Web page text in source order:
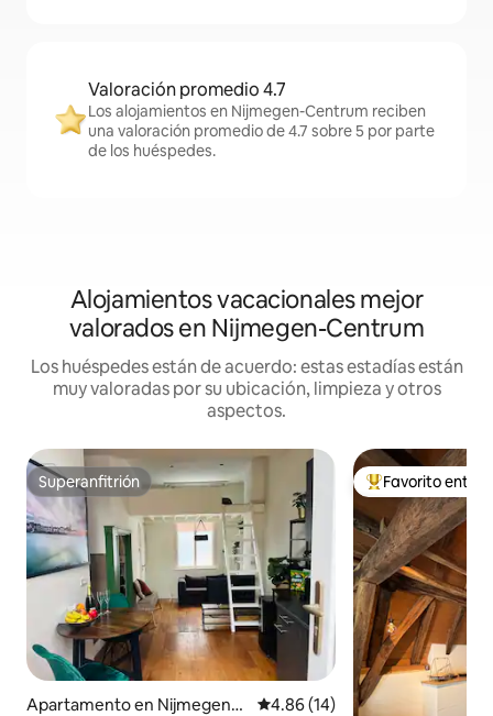
Valoración promedio 4.7
Los alojamientos en Nijmegen-Centrum reciben
una valoración promedio de 4.7 sobre 5 por parte
de los huéspedes.
Alojamientos vacacionales mejor
valorados en Nijmegen-Centrum
Los huéspedes están de acuerdo: estas estadías están
muy valoradas por su ubicación, limpieza y otros
aspectos.
Superanfitrión
Superanfitrión
Apartamento en Nijmegen-
Calificación promedio: 4.86 de
4.86 (14)
Favorito entre
Favorito entre